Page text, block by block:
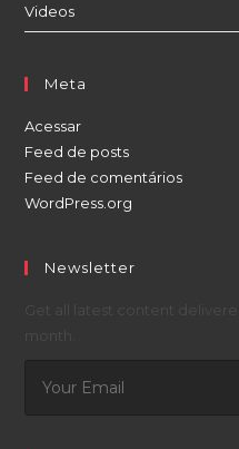
Videos
Meta
Acessar
Feed de posts
Feed de comentários
WordPress.org
Newsletter